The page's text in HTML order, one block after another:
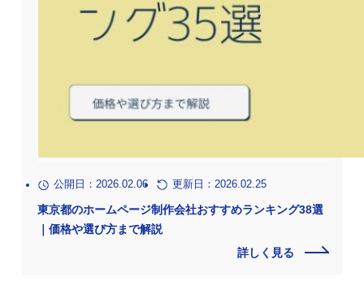
公開日：2026.02.06 更新日：2026.02.25
東京都のホームページ制作会社おすすめランキング38選
｜価格や選び方まで解説
詳しく見る